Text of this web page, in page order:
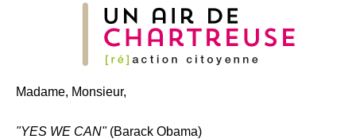
Madame, Monsieur,
"YES WE CAN"(Barack Obama)